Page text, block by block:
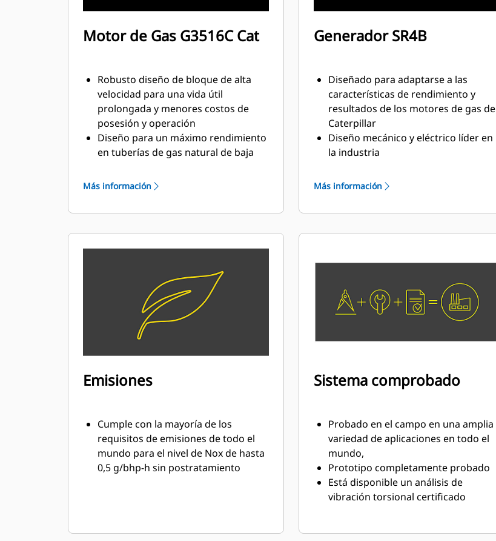
Motor de Gas G3516C Cat
Robusto diseño de bloque de alta
velocidad para una vida útil
prolongada y menores costos de
posesión y operación
Diseño para un máximo rendimiento
en tuberías de gas natural de baja
Sistema de combustión de cámara
fiabilidad y la flexibilidad del
relación de combustible/aire para
disminuir las emisiones y mejorar la
eficiencia del motor
Un módulo de control electrónico
administra todas las funciones del
motor: encendido, regulación,
control de la relación de
motor
Más información
Generador SR4B
Diseñado para adaptarse a las
características de rendimiento y
resultados de los motores de gas de
Caterpillar
Diseño mecánico y eléctrico líder en
la industria
Más información
Emisiones
Cumple con la mayoría de los
requisitos de emisiones de todo el
mundo para el nivel de Nox de hasta
0,5 g/bhp-h sin postratamiento
Sistema comprobado
Probado en el campo en una amplia
variedad de aplicaciones en todo el
mundo,
Prototipo completamente probado
Está disponible un análisis de
vibración torsional certificado